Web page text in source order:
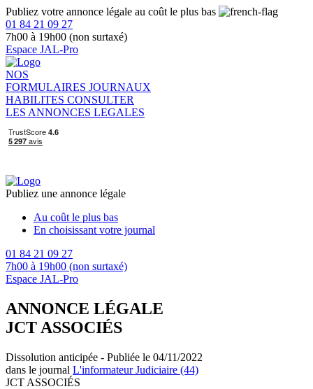
Publiez votre annonce légale au coût le plus bas
01 84 21 09 27
7h00 à 19h00 (non surtaxé)
Espace JAL-Pro
NOS
FORMULAIRES JOURNAUX
HABILITES CONSULTER
LES ANNONCES LEGALES
Publiez une annonce légale
Au coût le plus bas
En choisissant votre journal
01 84 21 09 27
7h00 à 19h00 (non surtaxé)
Espace JAL-Pro
ANNONCE LÉGALE
JCT ASSOCIÉS
Dissolution anticipée - Publiée le 04/11/2022
dans le journal L'informateur Judiciaire (44)
JCT ASSOCIÉS